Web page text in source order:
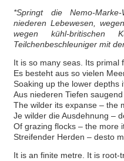
*Springt die Nemo-
niederen Lebewesen,
wegen kühl-britischen
Teilchenbeschleuniger mit
It is so many seas. Its primal
Es besteht aus so vielen
Soaking up the lower depths
Aus niederen Tiefen
The wilder its expanse – the
Je wilder die Ausdehnung –
Of grazing flocks – the more
Streifender Herden – desto
It is an finite metre. It is root-